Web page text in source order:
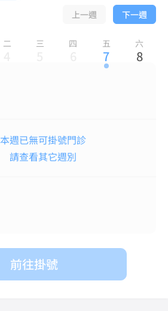
上一週 下一週
二 三 四 五 六
7 8
本週已無可掛號門診
請查看其它週別
前往掛號